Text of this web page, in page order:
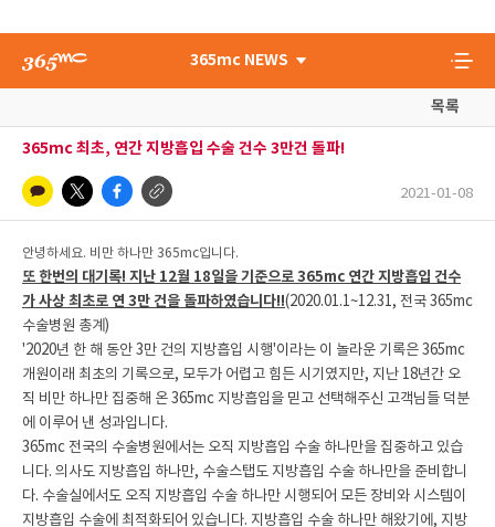
365mc NEWS
목록
365mc 최초, 연간 지방흡입 수술 건수 3만건 돌파!
2021-01-08
안녕하세요. 비만 하나만 365mc입니다.
또 한번의 대기록! 지난 12월 18일을 기준으로 365mc 연간 지방흡입 건수
가 사상 최초로 연 3만 건을 돌파하였습니다!!(2020.01.1~12.31, 전국 365mc
수술병원 총계)
'2020년 한 해 동안 3만 건의 지방흡입 시행'이라는 이 놀라운 기록은 365mc
개원이래 최초의 기록으로, 모두가 어렵고 힘든 시기였지만, 지난 18년간 오
직 비만 하나만 집중해 온 365mc 지방흡입을 믿고 선택해주신 고객님들 덕분
에 이루어 낸 성과입니다.
365mc 전국의 수술병원에서는 오직 지방흡입 수술 하나만을 집중하고 있습
니다. 의사도 지방흡입 하나만, 수술스탭도 지방흡입 수술 하나만을 준비합니
다. 수술실에서도 오직 지방흡입 수술 하나만 시행되어 모든 장비와 시스템이
지방흡입 수술에 최적화되어 있습니다. 지방흡입 수술 하나만 해왔기에, 지방